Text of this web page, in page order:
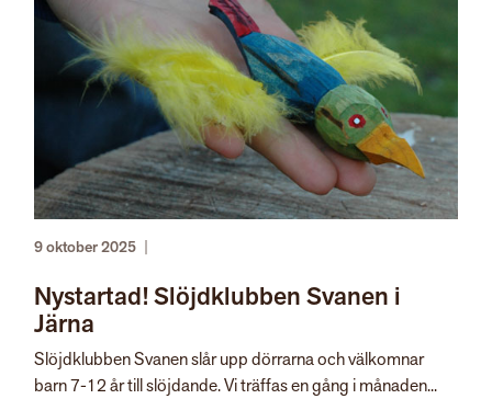
9 oktober 2025 |
Nystartad! Slöjdklubben Svanen i
Järna
Slöjdklubben Svanen slår upp dörrarna och välkomnar
barn 7-12 år till slöjdande. Vi träffas en gång i månaden...